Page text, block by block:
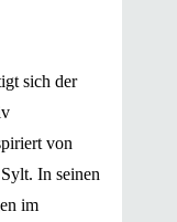
sich der
von
In seinen
im